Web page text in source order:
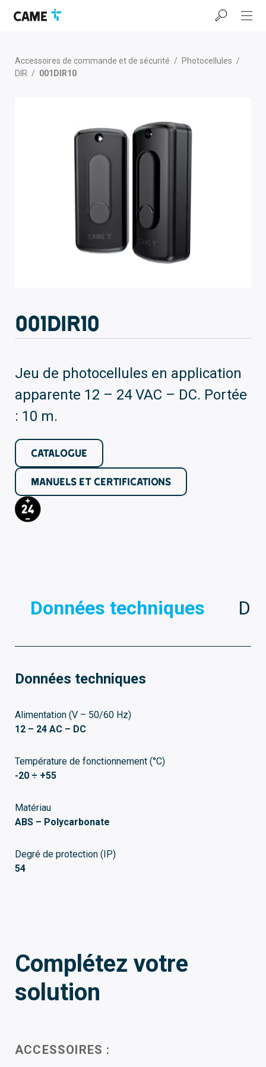
navigation
page
Accessoires de commande et de sécurité / Photocellules /
DIR / 001DIR10
001DIR10
Jeu de photocellules en application
apparente 12 – 24 VAC – DC. Portée
: 10 m.
CATALOGUE
MANUELS ET CERTIFICATIONS
Données techniques
Données techniques
Alimentation (V – 50/60 Hz)
12 – 24 AC – DC
Température de fonctionnement (°C)
-20 ÷ +55
Matériau
ABS – Polycarbonate
Degré de protection (IP)
54
Complétez votre
solution
ACCESSOIRES :